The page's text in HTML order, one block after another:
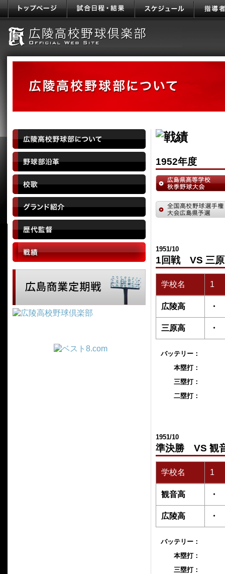
1952年度
1951/10
1回戦 VS 三
学校名 1
広陵高 ・
三原高 ・
バッテリー：
本塁打：
三塁打：
二塁打：
1951/10
準決勝 VS 観
学校名 1
観音高 ・
広陵高 ・
バッテリー：
本塁打：
三塁打：